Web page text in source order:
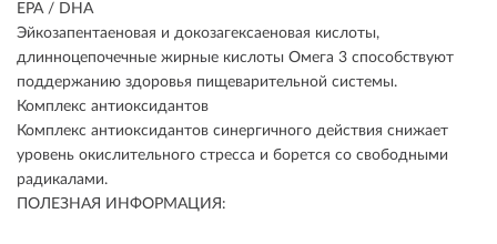
EPA / DHA
Эйкозапентаеновая и докозагексаеновая кислоты,
длинноцепочечные жирные кислоты Омега 3 способствуют
поддержанию здоровья пищеварительной системы.
Комплекс антиоксидантов
Комплекс антиоксидантов синергичного действия снижает
уровень окислительного стресса и борется со свободными
радикалами.
ПОЛЕЗНАЯ ИНФОРМАЦИЯ: